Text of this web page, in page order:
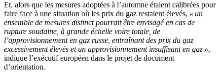
Et, alors que les mesures adoptées à l’automne étaient calibrées pour
faire face à une situation où les prix du gaz restaient élevés, « un
ensemble de mesures distinct pourrait être envisagé en cas de
rupture soudaine, à grande échelle voire totale, de
l’approvisionnement en gaz russe, entraînant des prix du gaz
excessivement élevés et un approvisionnement insuffisant en gaz »,
indique l’exécutif européen dans le projet de document
d’orientation.